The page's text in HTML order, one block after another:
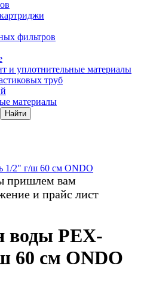
фильтров
и уплотнительные материалы
труб
материалы
Найти
1/2" г/ш 60 cм ONDO
пришлем вам
и прайс лист
воды PEX-
60 cм ONDO